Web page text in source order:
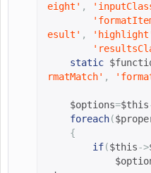
eight' ,
esult' ,
static
rmatMatch' ,
$options=$this
foreach(
{
if($this->